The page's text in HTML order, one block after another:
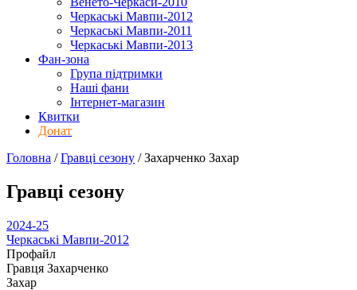
Черкаські Мавпи-2012
Черкаські Мавпи-2011
Черкаські Мавпи-2013
Фан-зона
Група підтримки
Наші фани
Інтернет-магазин
Квитки
Донат
Головна /Гравці сезону /Захарченко Захар
Гравці сезону
2024-25
Черкаські Мавпи-2012
Профайл
Гравця Захарченко
Захар